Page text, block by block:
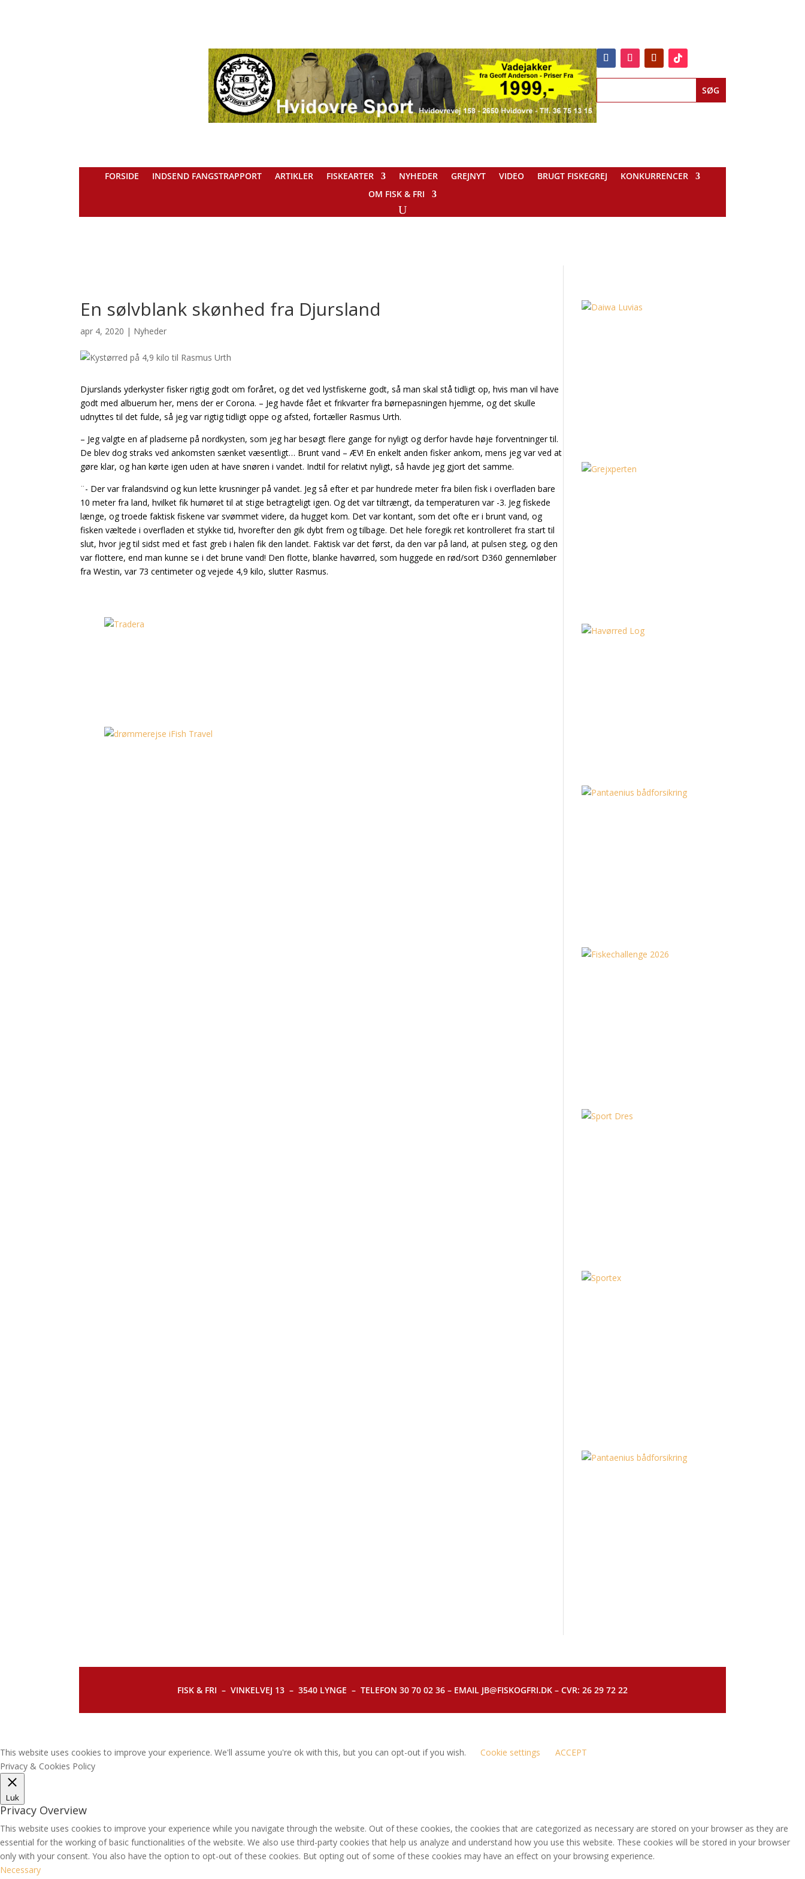
FORSIDE INDSEND FANGSTRAPPORT ARTIKLER FISKEARTER NYHEDER GREJNYT VIDEO BRUGT FISKEGREJ
KONKURRENCER
OM FISK & FRI
En sølvblank skønhed fra Djursland
apr 4, 2020 | Nyheder
Djurslands yderkyster fisker rigtig godt om foråret, og det ved lystfiskerne godt, så man skal stå tidligt op, hvis man vil have
godt med albuerum her, mens der er Corona. – Jeg havde fået et frikvarter fra børnepasningen hjemme, og det skulle
udnyttes til det fulde, så jeg var rigtig tidligt oppe og afsted, fortæller Rasmus Urth.
– Jeg valgte en af pladserne på nordkysten, som jeg har besøgt flere gange for nyligt og derfor havde høje forventninger til.
De blev dog straks ved ankomsten sænket væsentligt… Brunt vand – ÆV! En enkelt anden fisker ankom, mens jeg var ved at
gøre klar, og han kørte igen uden at have snøren i vandet. Indtil for relativt nyligt, så havde jeg gjort det samme.
¨- Der var fralandsvind og kun lette krusninger på vandet. Jeg så efter et par hundrede meter fra bilen fisk i overfladen bare
10 meter fra land, hvilket fik humøret til at stige betragteligt igen. Og det var tiltrængt, da temperaturen var -3. Jeg fiskede
længe, og troede faktisk fiskene var svømmet videre, da hugget kom. Det var kontant, som det ofte er i brunt vand, og
fisken væltede i overfladen et stykke tid, hvorefter den gik dybt frem og tilbage. Det hele foregik ret kontrolleret fra start til
slut, hvor jeg til sidst med et fast greb i halen fik den landet. Faktisk var det først, da den var på land, at pulsen steg, og den
var flottere, end man kunne se i det brune vand! Den flotte, blanke havørred, som huggede en rød/sort D360 gennemløber
fra Westin, var 73 centimeter og vejede 4,9 kilo, slutter Rasmus.
FISK & FRI – VINKELVEJ 13 – 3540 LYNGE – TELEFON 30 70 02 36 – EMAIL JB@FISKOGFRI.DK – CVR: 26 29 72 22
This website uses cookies to improve your experience. We'll assume you're ok with this, but you can opt-out if you wish. Cookie settings
ACCEPT
Privacy & Cookies Policy
Luk
Privacy Overview
This website uses cookies to improve your experience while you navigate through the website. Out of these cookies, the cookies that are categorized as necessary are stored on your browser as they are
essential for the working of basic functionalities of the website. We also use third-party cookies that help us analyze and understand how you use this website. These cookies will be stored in your browser
only with your consent. You also have the option to opt-out of these cookies. But opting out of some of these cookies may have an effect on your browsing experience.
Necessary